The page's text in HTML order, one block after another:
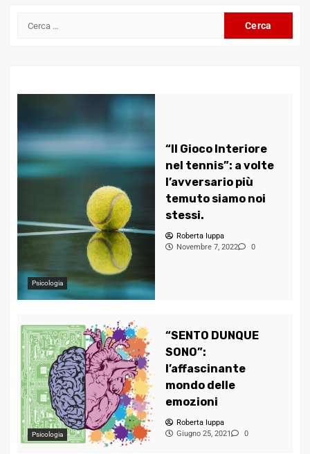
Ricerca
Psicologia
“Il Gioco Interiore
nel tennis”: a volte
l’avversario più
temuto siamo noi
stessi.
Roberta Iuppa
Novembre 7, 2022
0
Psicologia
“SENTO DUNQUE
SONO”:
l’affascinante
mondo delle
emozioni
Roberta Iuppa
Giugno 25, 2021
0